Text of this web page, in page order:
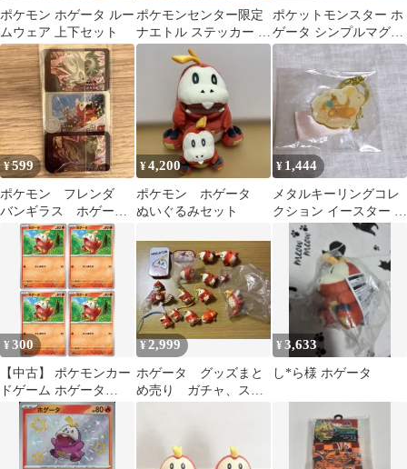
ポケモン ホゲータ ルー
ムウェア 上下セット
ポケモンセンター限定
ナエトル ステッカー シ
ール シンオウ
ポケットモンスター ホ
ゲータ シンプルマグカ
ップ(S) コップ 日本製
ポケモン
¥599
ポケモン フレンダ
バンギラス ホゲー
タ ST
¥4,200
ポケモン ホゲータ
ぬいぐるみセット
¥ 1,444
メタルキーリングコレ
クション イースター ホ
ゲータ
¥300
【中古】 ポケモンカー
ドゲーム ホゲータ
SV4A SV4A 030/190 C 4
枚セット
¥ 2,999
ホゲータ グッズまと
め売り ガチャ、スケ
¥3,633
し*ら様 ホゲータ